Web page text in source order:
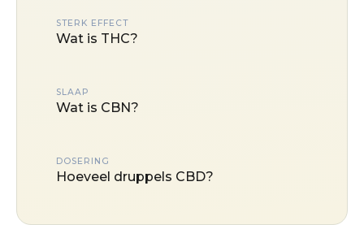
STERK EFFECT
Wat is THC?
SLAAP
Wat is CBN?
DOSERING
Hoeveel druppels CBD?